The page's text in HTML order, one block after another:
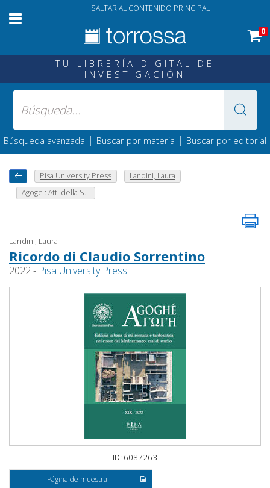
SALTAR AL CONTENIDO PRINCIPAL
0
TU LIBRERÍA DIGITAL DE
INVESTIGACIÓN
Búsqueda avanzada | Buscar por materia | Buscar por editorial
Pisa University Press
Landini, Laura
Agoge : Atti della S...
Landini, Laura
Ricordo di Claudio Sorrentino
2022 - Pisa University Press
ID: 6087263
Página de muestra